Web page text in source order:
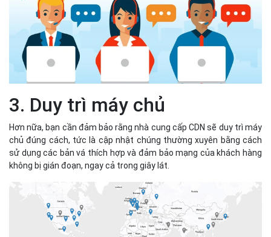
3. Duy trì máy chủ
Hơn nữa, bạn cần đảm bảo rằng nhà cung cấp CDN sẽ duy trì máy
chủ đúng cách, tức là cập nhật chúng thường xuyên bằng cách
sử dụng các bản vá thích hợp và đảm bảo mạng của khách hàng
không bị gián đoạn, ngay cả trong giây lát.